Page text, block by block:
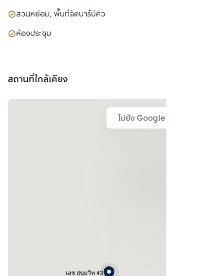
สวนหย่อม, พื้นที่จัดบาร์บีคิว
ห้องประชุม
สถานที่ใกล้เคียง
ไปยัง Google Map
เอช สุขุมวิท 43